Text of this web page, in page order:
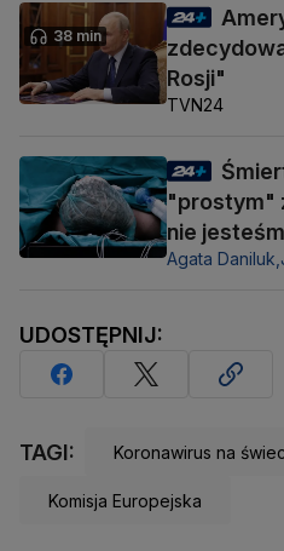
38 min
Rosji"
TVN24
"prostym"
nie
Agata Daniluk,
UDOSTĘPNIJ:
TAGI: Koronawirus na
Komisja Europejska